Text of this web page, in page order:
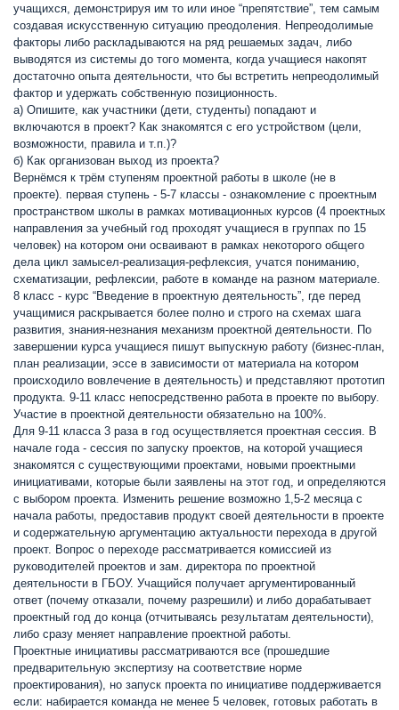
учащихся, демонстрируя им то или иное “препятствие”, тем самым
создавая искусственную ситуацию преодоления. Непреодолимые
факторы либо раскладываются на ряд решаемых задач, либо
выводятся из системы до того момента, когда учащиеся накопят
достаточно опыта деятельности, что бы встретить непреодолимый
фактор и удержать собственную позиционность.
а) Опишите, как участники (дети, студенты) попадают и
включаются в проект? Как знакомятся с его устройством (цели,
возможности, правила и т.п.)?
б) Как организован выход из проекта?
Вернёмся к трём ступеням проектной работы в школе (не в
проекте). первая ступень - 5-7 классы - ознакомление с проектным
пространством школы в рамках мотивационных курсов (4 проектных
направления за учебный год проходят учащиеся в группах по 15
человек) на котором они осваивают в рамках некоторого общего
дела цикл замысел-реализация-рефлексия, учатся пониманию,
схематизации, рефлексии, работе в команде на разном материале.
8 класс - курс “Введение в проектную деятельность”, где перед
учащимися раскрывается более полно и строго на схемах шага
развития, знания-незнания механизм проектной деятельности. По
завершении курса учащиеся пишут выпускную работу (бизнес-план,
план реализации, эссе в зависимости от материала на котором
происходило вовлечение в деятельность) и представляют прототип
продукта. 9-11 класс непосредственно работа в проекте по выбору.
Участие в проектной деятельности обязательно на 100%.
Для 9-11 класса 3 раза в год осуществляется проектная сессия. В
начале года - сессия по запуску проектов, на которой учащиеся
знакомятся с существующими проектами, новыми проектными
инициативами, которые были заявлены на этот год, и определяются
с выбором проекта. Изменить решение возможно 1,5-2 месяца с
начала работы, предоставив продукт своей деятельности в проекте
и содержательную аргументацию актуальности перехода в другой
проект. Вопрос о переходе рассматривается комиссией из
руководителей проектов и зам. директора по проектной
деятельности в ГБОУ. Учащийся получает аргументированный
ответ (почему отказали, почему разрешили) и либо дорабатывает
проектный год до конца (отчитываясь результатам деятельности),
либо сразу меняет направление проектной работы.
Проектные инициативы рассматриваются все (прошедшие
предварительную экспертизу на соответствие норме
проектирования), но запуск проекта по инициативе поддерживается
если: набирается команда не менее 5 человек, готовых работать в